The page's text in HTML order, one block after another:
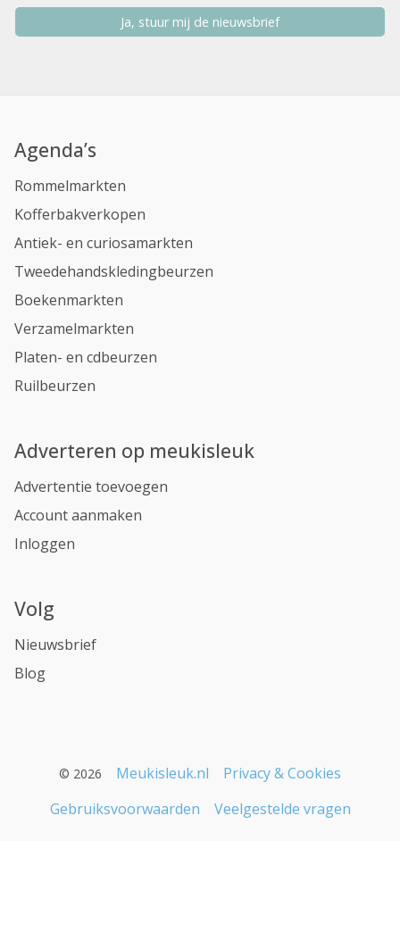
Ja, stuur mij de nieuwsbrief
Agenda’s
Rommelmarkten
Kofferbakverkopen
Antiek- en curiosamarkten
Tweedehandskledingbeurzen
Boekenmarkten
Verzamelmarkten
Platen- en cdbeurzen
Ruilbeurzen
Adverteren op meukisleuk
Advertentie toevoegen
Account aanmaken
Inloggen
Volg
Nieuwsbrief
Blog
© 2026 Meukisleuk.nl
Privacy & Cookies
Gebruiksvoorwaarden
Veelgestelde vragen